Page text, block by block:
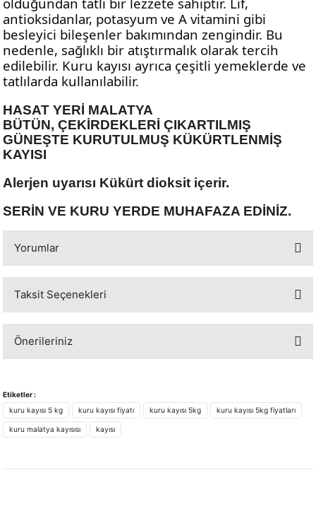
antioksidanlar, potasyum ve A vitamini gibi
besleyici bileşenler bakımından zengindir. Bu
nedenle, sağlıklı bir atıştırmalık olarak tercih
edilebilir. Kuru kayısı ayrıca çeşitli yemeklerde ve
tatlılarda kullanılabilir.
HASAT YERİ MALATYA
BÜTÜN, ÇEKİRDEKLERİ ÇIKARTILMIŞ
GÜNEŞTE KURUTULMUŞ KÜKÜRTLENMİŞ
KAYISI
Alerjen uyarısı Kükürt dioksit içerir.
SERİN VE KURU YERDE MUHAFAZA EDİNİZ.
Yorumlar
Taksit Seçenekleri
Önerileriniz
iletebilirsiniz.
Görüş ve önerileriniz için teşekkür ederiz.
Ürün açıklamasında eksik bilgiler bulunuyor.
Etiketler :
kuru kayısı 5 kg
kuru kayısı fiyatı kuru kayısı 5kg kuru kayısı 5kg fiyatları
kuru malatya kayısısı kayısı